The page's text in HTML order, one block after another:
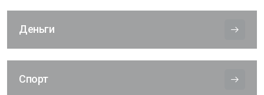
Деньги
Спорт